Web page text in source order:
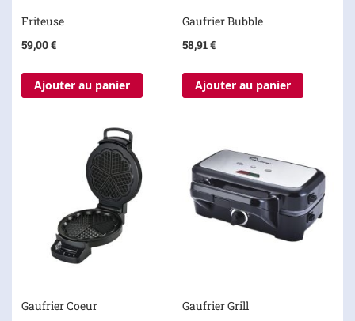
Friteuse
59,00 €
Ajouter au panier
Gaufrier Bubble
58,91 €
Ajouter au panier
Gaufrier Coeur
Gaufrier Grill